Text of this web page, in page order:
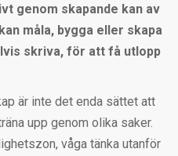
genom skapande kan av
måla, bygga eller skapa
skriva, för att få utlopp
är inte det enda sättet att
upp genom olika saker.
våga tänka utanför